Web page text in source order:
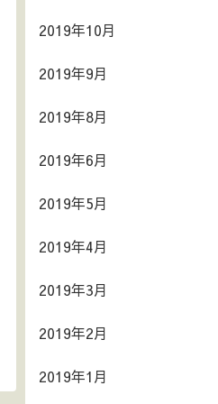
2019年10月
2019年9月
2019年8月
2019年6月
2019年5月
2019年4月
2019年3月
2019年2月
2019年1月